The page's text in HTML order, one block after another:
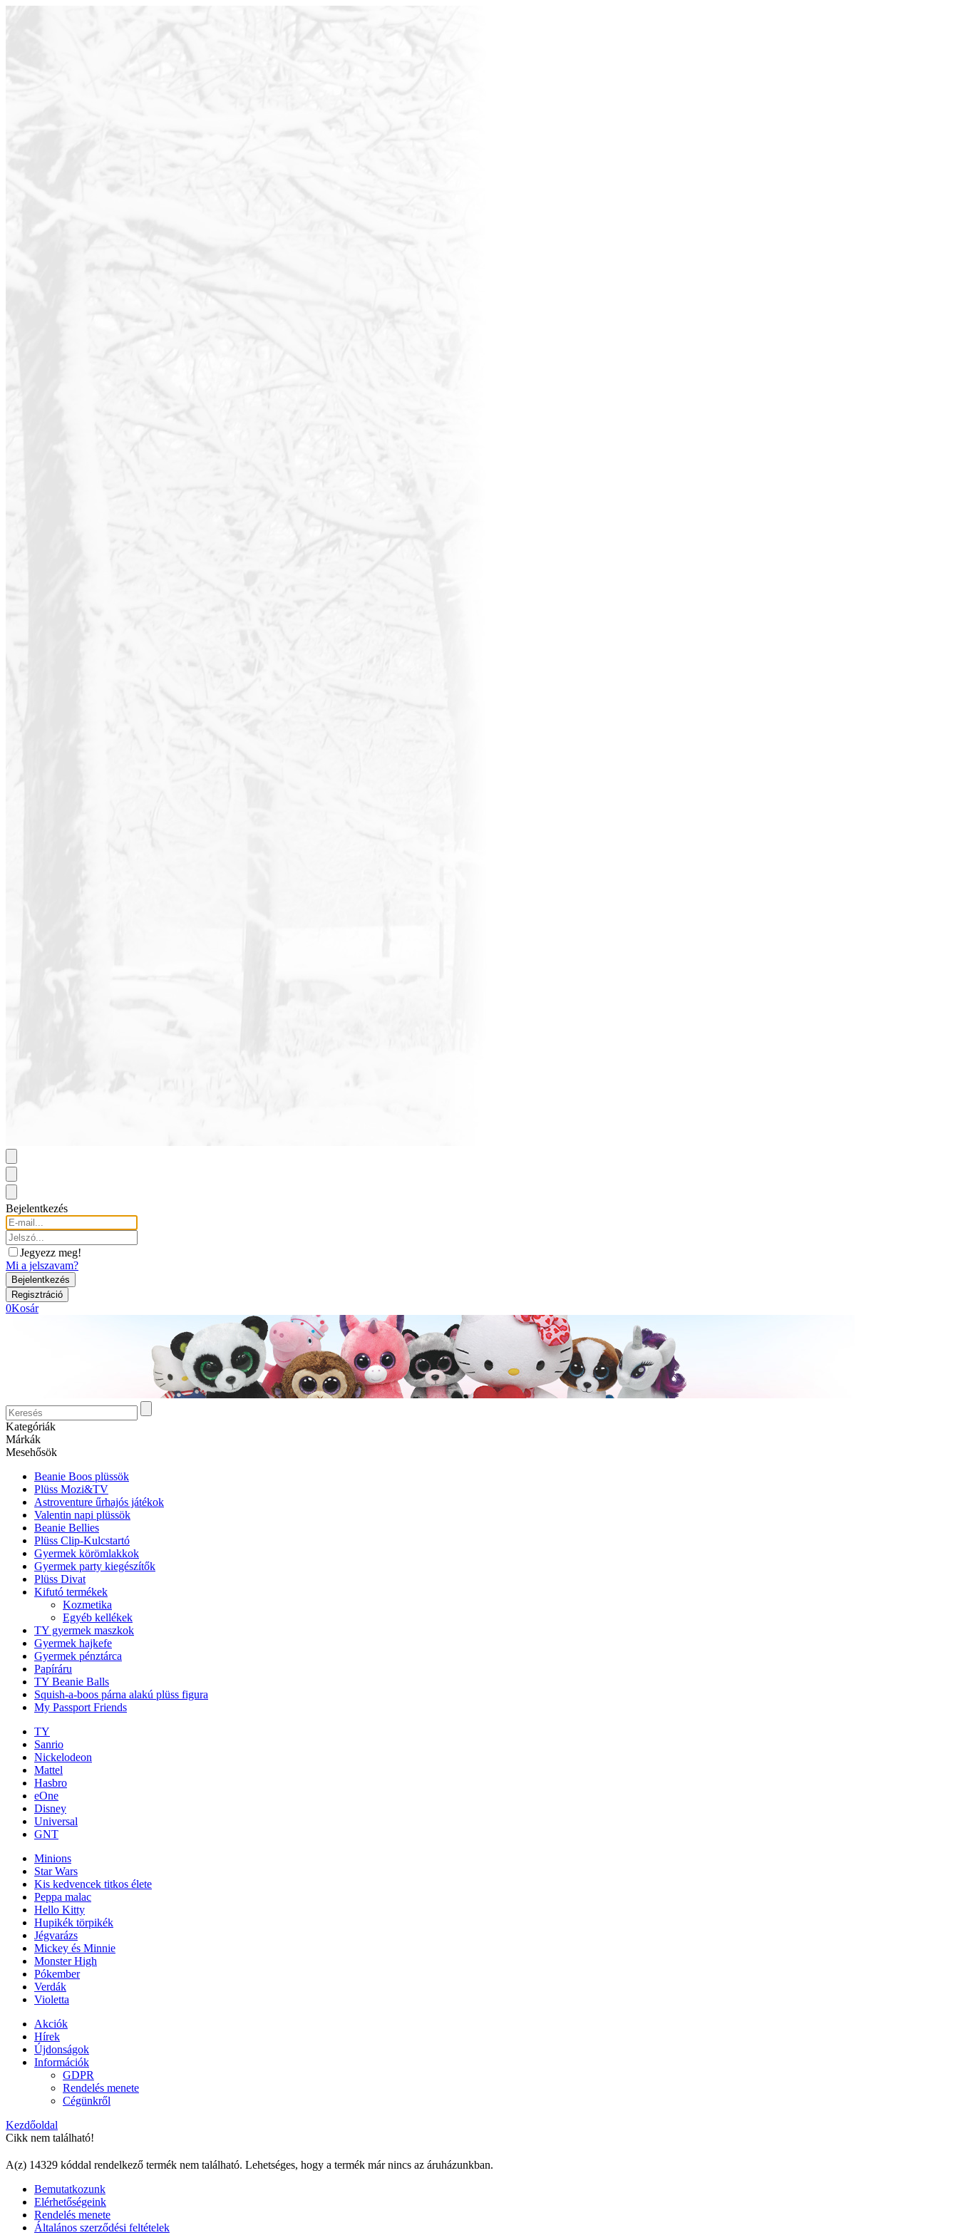
Bejelentkezés
Jegyezz meg!
Mi a jelszavam?
0Kosár
Kategóriák
Márkák
Mesehősök
Beanie Boos plüssök
Plüss Mozi&TV
Astroventure űrhajós játékok
Valentin napi plüssök
Beanie Bellies
Plüss Clip-Kulcstartó
Gyermek körömlakkok
Gyermek party kiegészítők
Plüss Divat
Kifutó termékek
Kozmetika
Egyéb kellékek
TY gyermek maszkok
Gyermek hajkefe
Gyermek pénztárca
Papíráru
TY Beanie Balls
Squish-a-boos párna alakú plüss figura
My Passport Friends
TY
Sanrio
Nickelodeon
Mattel
Hasbro
eOne
Disney
Universal
GNT
Minions
Star Wars
Kis kedvencek titkos élete
Peppa malac
Hello Kitty
Hupikék törpikék
Jégvarázs
Mickey és Minnie
Monster High
Pókember
Verdák
Violetta
Akciók
Hírek
Újdonságok
Információk
GDPR
Rendelés menete
Cégünkről
Kezdőoldal
Cikk nem található!
A(z) 14329 kóddal rendelkező termék nem található. Lehetséges, hogy a termék már nincs az áruházunkban.
Bemutatkozunk
Elérhetőségeink
Rendelés menete
Általános szerződési feltételek